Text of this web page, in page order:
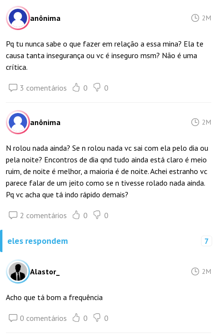
anônima 2M
Pq tu nunca sabe o que fazer em relação a essa mina? Ela te
causa tanta insegurança ou vc é inseguro msm? Não é uma
crítica.
3 comentários 0 0
anônima 2M
N rolou nada ainda? Se n rolou nada vc sai com ela pelo dia ou
pela noite? Encontros de dia qnd tudo ainda está claro é meio
ruim, de noite é melhor, a maioria é de noite. Achei estranho vc
parece falar de um jeito como se n tivesse rolado nada ainda.
Pq vc acha que tá indo rápido demais?
2 comentários 0 0
eles respondem 7
Alastor_ 2M
Acho que tá bom a frequência
0 comentários 0 0